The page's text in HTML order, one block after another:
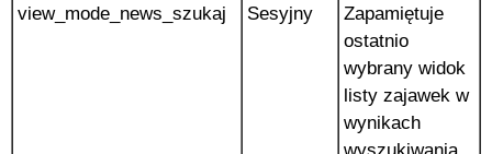
view_mode_news_szukaj Sesyjny
Zapamiętuje
ostatnio
wybrany widok
listy zajawek w
wynikach